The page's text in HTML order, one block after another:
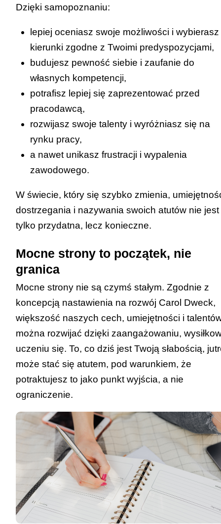
Dzięki samopoznaniu:
lepiej oceniasz swoje możliwości i wybierasz
kierunki zgodne z Twoimi predyspozycjami,
budujesz pewność siebie i zaufanie do
własnych kompetencji,
potrafisz lepiej się zaprezentować przed
pracodawcą,
rozwijasz swoje talenty i wyróżniasz się na
rynku pracy,
a nawet unikasz frustracji i wypalenia
zawodowego.
W świecie, który się szybko zmienia,
dostrzegania i nazywania swoich atutów nie jest
tylko przydatna, lecz konieczne.
Mocne strony to początek, nie
granica
Mocne strony nie są czymś stałym. Zgodnie z
koncepcją nastawienia na rozwój Carol Dweck,
większość naszych cech, umiejętności i
można rozwijać dzięki zaangażowaniu,
uczeniu się. To, co dziś jest Twoją słabością,
może stać się atutem, pod warunkiem, że
potraktujesz to jako punkt wyjścia, a nie
ograniczenie.